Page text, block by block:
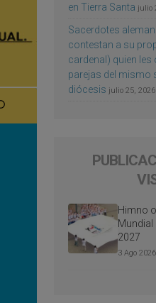
en Tierra Santa julio
Sacerdotes
contestan a su
cardenal) quien les
parejas del mismo
diócesis julio 25, 2026
Himno
Mundial
2027
3 Ago 2026